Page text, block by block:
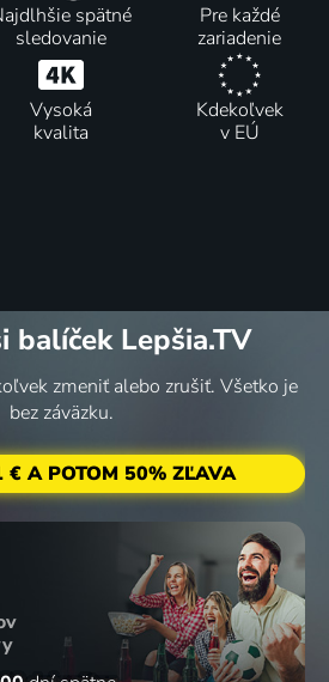
spätné
sledovanie
Pre každé
zariadenie
Vysoká
kvalita
Kdekoľvek
v EÚ
balíček Lepšia.TV
zmeniť alebo zrušiť. Všetko je
bez záväzku.
A POTOM 50% ZĽAVA